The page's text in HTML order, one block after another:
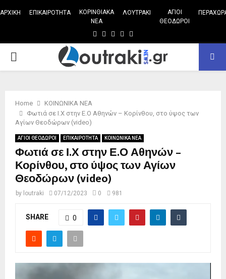
ΑΡΧΙΚΗ ΕΠΙΚΑΙΡΟΤΗΤΑ
ΚΟΡΙΝΘΙΑΚΑ
ΝΕΑ
ΛΟΥΤΡΑΚΙ
ΑΓΙΟΙ
ΘΕΟΔΩΡΟΙ
Facebook
TwitterInstagram
Pinterest
PRIMARY
Home
ΚΟΙΝΩΝΙΚΑ ΝΕΑ
Φωτιά σε Ι.Χ στην Ε.Ο Αθηνών – Κορίνθου, στο ύψος των
Αγίων Θεοδώρων (video)
ΑΓΙΟΙ ΘΕΟΔΩΡΟΙ ΕΠΙΚΑΙΡΟΤΗΤΑ ΚΟΙΝΩΝΙΚΑ ΝΕΑ
Φωτιά σε Ι.Χ στην Ε.Ο Αθηνών –
Κορίνθου, στο ύψος των Αγίων
Θεοδώρων (video)
by loutraki 07/12/2023 0 981
SHARE 0